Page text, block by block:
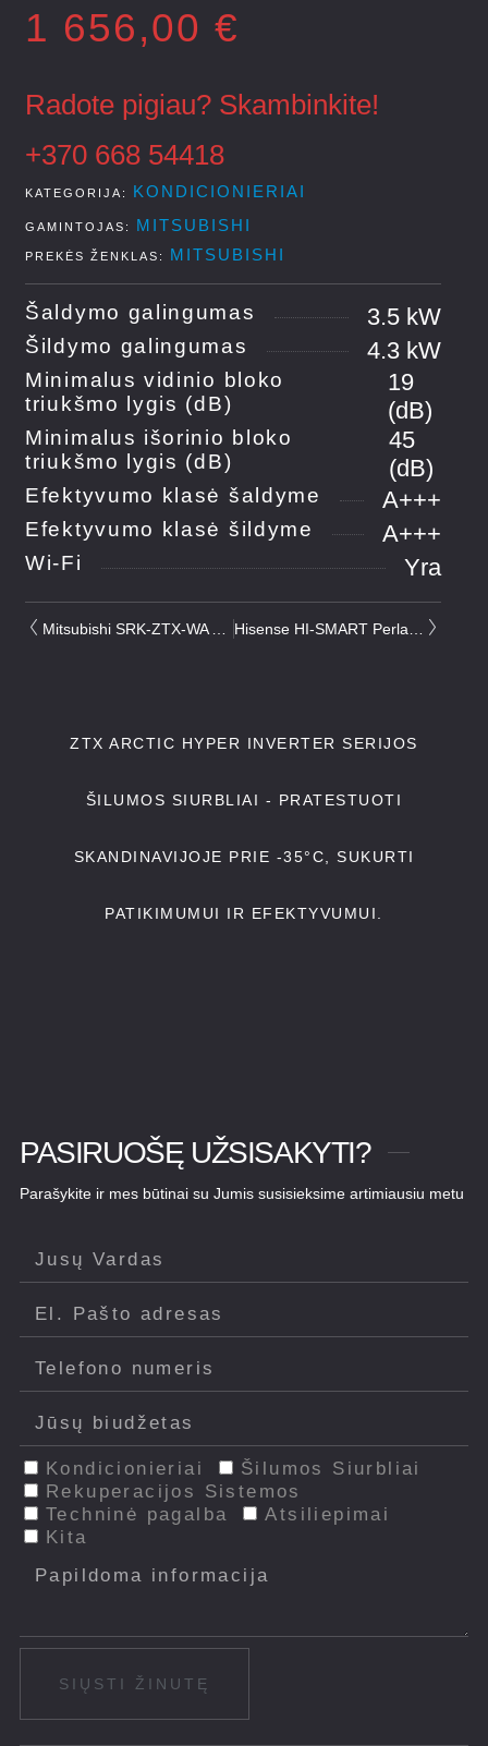
1 656,00 €
Radote pigiau? Skambinkite!
+370 668 54418
KATEGORIJA KONDICIONIERIAI
GAMINTOJAS MITSUBISHI
PREKĖS ŽENKLAS: MITSUBISHI
Šaldymo galingumas 3.5 kW
Šildymo galingumas 4.3 kW
Minimalus vidinio bloko
triukšmo lygis (dB)
19
(dB)
Minimalus išorinio bloko
triukšmo lygis (dB)
45
(dB)
Efektyvumo klasė šaldyme A+++
Efektyvumo klasė šildyme A+++
Wi-Fi Yra
ZTX ARCTIC HYPER INVERTER SERIJOS
ŠILUMOS SIURBLIAI - PRATESTUOTI
SKANDINAVIJOJE PRIE -35°C, SUKURTI
PATIKIMUMUI IR EFEKTYVUMUI.
PASIRUOŠĘ UŽSISAKYTI?
Parašykite ir mes būtinai su Jumis susisieksime artimiausiu metu
Kondicionieriai
Šilumos Siurbliai
Rekuperacijos Sistemos
Techninė pagalba
Atsiliepimai
Kita
SIŲSTI ŽINUTĘ